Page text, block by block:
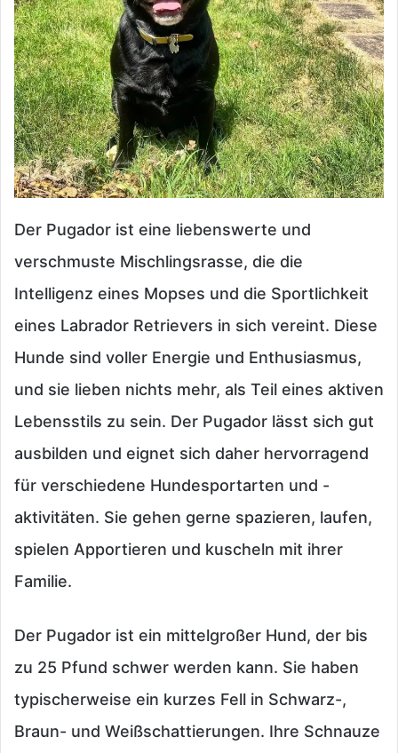
Der Pugador ist eine liebenswerte und
verschmuste Mischlingsrasse, die die
Intelligenz eines Mopses und die Sportlichkeit
eines Labrador Retrievers in sich vereint. Diese
Hunde sind voller Energie und Enthusiasmus,
und sie lieben nichts mehr, als Teil eines aktiven
Lebensstils zu sein. Der Pugador lässt sich gut
ausbilden und eignet sich daher hervorragend
für verschiedene Hundesportarten und -
aktivitäten. Sie gehen gerne spazieren, laufen,
spielen Apportieren und kuscheln mit ihrer
Familie.
Der Pugador ist ein mittelgroßer Hund, der bis
zu 25 Pfund schwer werden kann. Sie haben
typischerweise ein kurzes Fell in Schwarz-,
Braun- und Weißschattierungen. Ihre Schnauze